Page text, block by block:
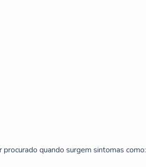
quando surgem sintomas como: